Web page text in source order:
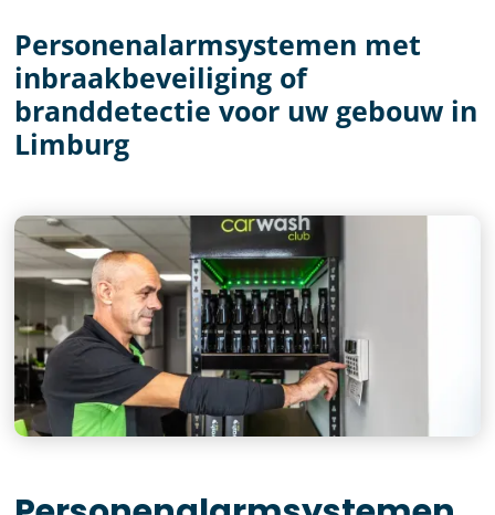
Personenalarmsystemen met
inbraakbeveiliging of
branddetectie voor uw gebouw in
Limburg